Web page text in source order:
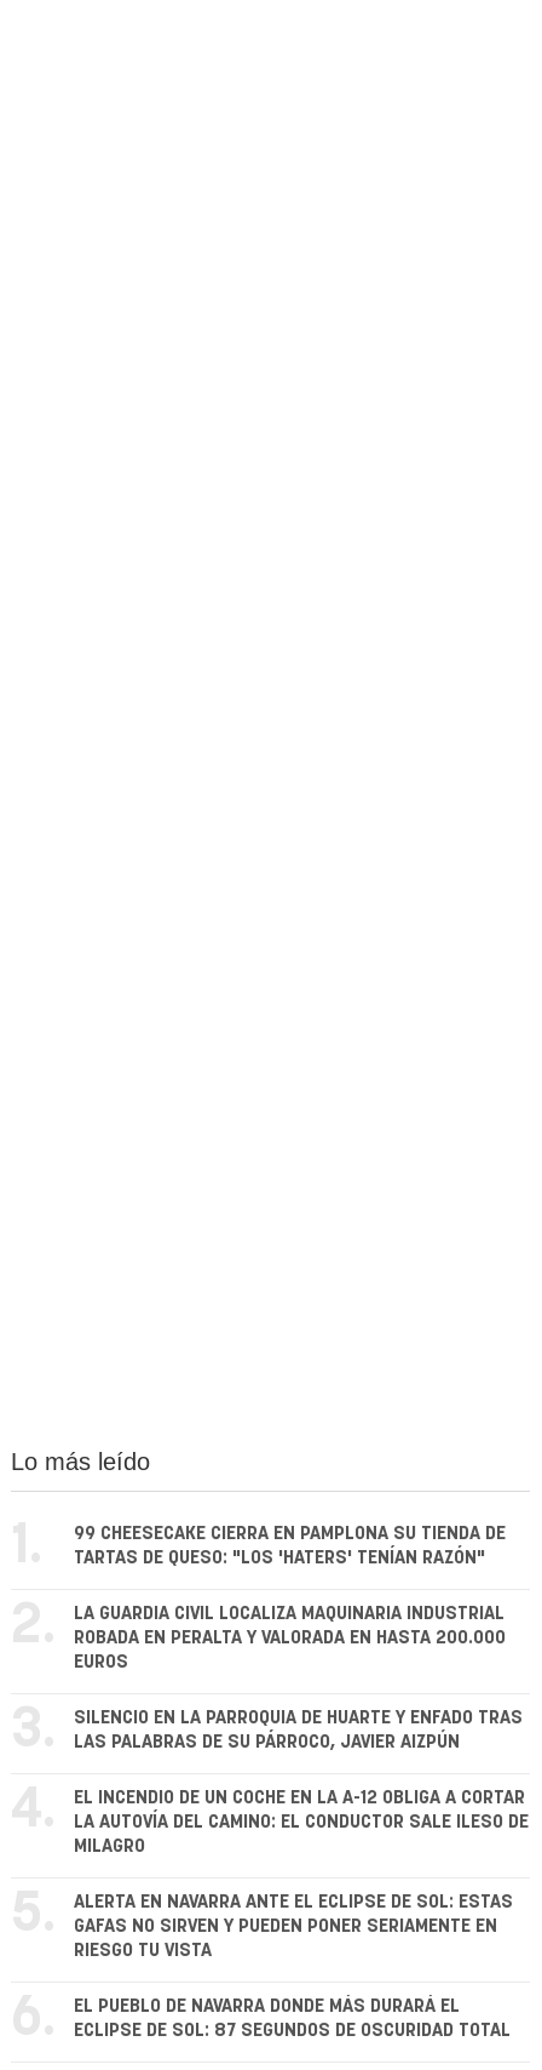
Lo más leído
1.
99 CHEESECAKE CIERRA EN PAMPLONA SU TIENDA DE
TARTAS DE QUESO: "LOS 'HATERS' TENÍAN RAZÓN"
2.
LA GUARDIA CIVIL LOCALIZA MAQUINARIA INDUSTRIAL
ROBADA EN PERALTA Y VALORADA EN HASTA 200.000
EUROS
3.
SILENCIO EN LA PARROQUIA DE HUARTE Y ENFADO TRAS
LAS PALABRAS DE SU PÁRROCO, JAVIER AIZPÚN
4.
EL INCENDIO DE UN COCHE EN LA A-12 OBLIGA A CORTAR
LA AUTOVÍA DEL CAMINO: EL CONDUCTOR SALE ILESO DE
MILAGRO
5.
ALERTA EN NAVARRA ANTE EL ECLIPSE DE SOL: ESTAS
GAFAS NO SIRVEN Y PUEDEN PONER SERIAMENTE EN
RIESGO TU VISTA
6.
EL PUEBLO DE NAVARRA DONDE MÁS DURARÁ EL
ECLIPSE DE SOL: 87 SEGUNDOS DE OSCURIDAD TOTAL